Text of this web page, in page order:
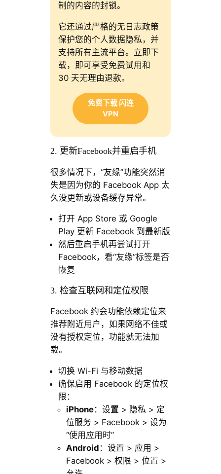
制的内容的封锁。
它还通过严格的无日志政策
保护您的个人数据隐私，并
支持所有主流平台。立即下
载，即可享受免费试用和
30 天无理由退款。
免费下载 闪连
VPN
2. 更新Facebook并重启手机
很多情况下，“友缘”功能突然消
失是因为你的 Facebook App 太
久没更新或设备缓存异常。
打开 App Store 或 Google
Play 更新 Facebook 到最新版
然后重启手机再尝试打开
Facebook，看“友缘”标签是否
恢复
3. 检查互联网和定位权限
Facebook 约会功能依赖定位来
推荐附近用户，如果网络不佳或
没有授权定位，功能就无法加
载。
切换 Wi-Fi 与移动数据
确保启用 Facebook 的定位权
限：
iPhone：设置 > 隐私 > 定
位服务 > Facebook > 设为
“使用应用时”
Android ：设置 > 应用 >
Facebook > 权限 > 位置 >